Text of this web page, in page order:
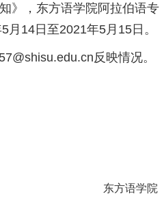
》，东方语学院阿拉伯语专
5 月 14日至2021年5 月 15日。
反映情况。
东方语学院